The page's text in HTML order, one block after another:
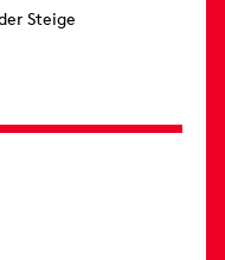
Steige